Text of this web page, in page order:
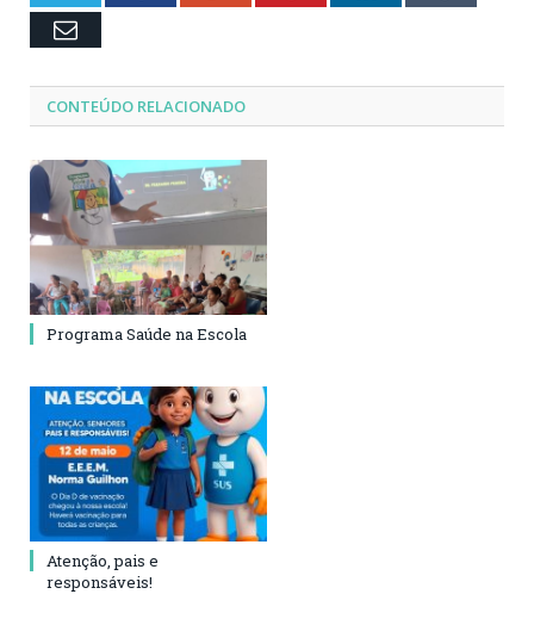
Email
CONTEÚDO RELACIONADO
Programa Saúde na Escola
Atenção, pais e
responsáveis!